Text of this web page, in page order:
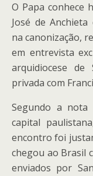
O Papa conhece
José de
na canonização,
em entrevista
arquidiocese de
privada com
Segundo a nota
capital
encontro foi
chegou ao Brasil
enviados por